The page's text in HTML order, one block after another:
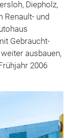
Diepholz,
Renault- und
Gebraucht-
ausbauen,
2006